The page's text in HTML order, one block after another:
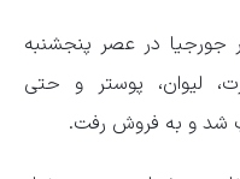
در عصر پنجشنبه
لیوان، پوستر و حتی
شد و به فروش رفت.